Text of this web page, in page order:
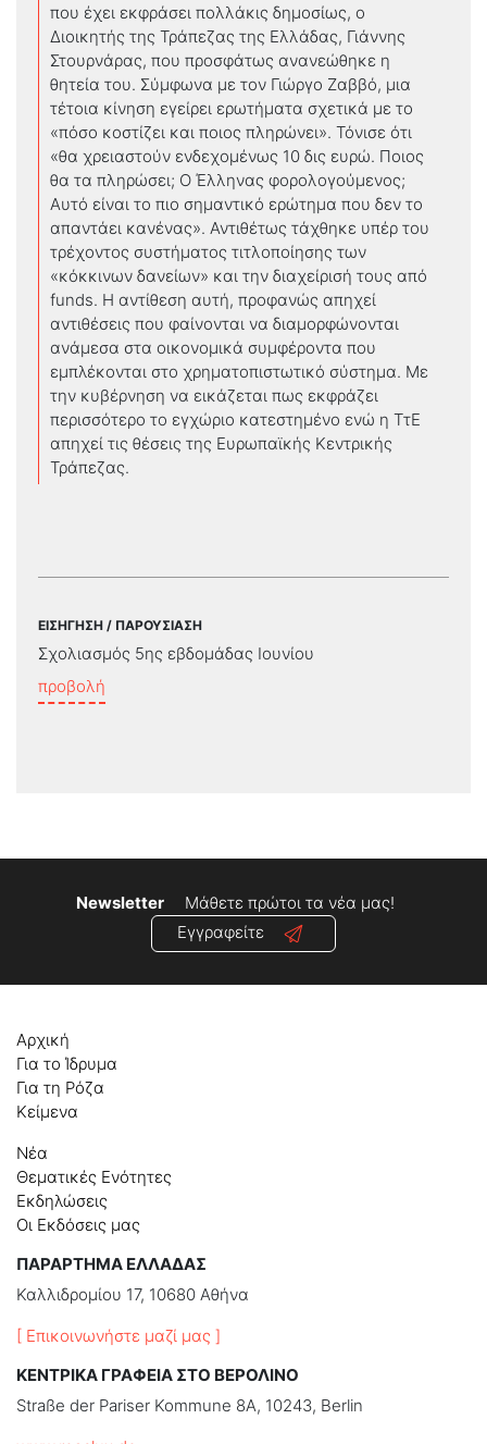
που έχει εκφράσει πολλάκις δημοσίως, ο
Διοικητής της Τράπεζας της Ελλάδας, Γιάννης
Στουρνάρας, που προσφάτως ανανεώθηκε η
θητεία του. Σύμφωνα με τον Γιώργο Ζαββό, μια
τέτοια κίνηση εγείρει ερωτήματα σχετικά με το
«πόσο κοστίζει και ποιος πληρώνει». Τόνισε ότι
«θα χρειαστούν ενδεχομένως 10 δις ευρώ. Ποιος
θα τα πληρώσει; Ο Έλληνας φορολογούμενος;
Αυτό είναι το πιο σημαντικό ερώτημα που δεν το
απαντάει κανένας». Αντιθέτως τάχθηκε υπέρ του
τρέχοντος συστήματος τιτλοποίησης των
«κόκκινων δανείων» και την διαχείρισή τους από
funds. Η αντίθεση αυτή, προφανώς απηχεί
αντιθέσεις που φαίνονται να διαμορφώνονται
ανάμεσα στα οικονομικά συμφέροντα που
εμπλέκονται στο χρηματοπιστωτικό σύστημα. Με
την κυβέρνηση να εικάζεται πως εκφράζει
περισσότερο το εγχώριο κατεστημένο ενώ η ΤτΕ
απηχεί τις θέσεις της Ευρωπαϊκής Κεντρικής
Τράπεζας.
ΕΙΣΗΓΗΣΗ / ΠΑΡΟΥΣΙΑΣΗ
Σχολιασμός 5ης εβδομάδας Ιουνίου
προβολή
Newsletter
Μάθετε πρώτοι τα νέα μας!
Εγγραφείτε
Αρχική
Για το Ίδρυμα
Για τη Ρόζα
Κείμενα
Νέα
Θεματικές Ενότητες
Εκδηλώσεις
Οι Εκδόσεις μας
ΠΑΡΑΡΤΗΜΑ ΕΛΛΑΔΑΣ
Καλλιδρομίου 17, 10680 Αθήνα
[ Επικοινωνήστε μαζί μας ]
ΚΕΝΤΡΙΚΑ ΓΡΑΦΕΙΑ ΣΤΟ ΒΕΡΟΛΙΝΟ
Straße der Pariser Kommune 8A, 10243, Berlin